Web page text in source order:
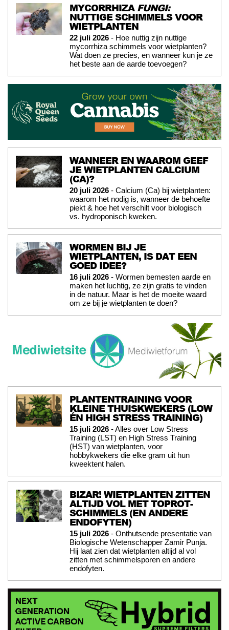
MYCORRHIZAFUNGI:
NUTTIGE SCHIMMELS VOOR
WIETPLANTEN
22 juli 2026 - Hoe nuttig zijn nuttige
mycorrhiza schimmels voor wietplanten?
Wat doen ze precies, en wanneer kun je ze
het beste aan de aarde toevoegen?
WANNEER EN WAAROM GEEF
JE WIETPLANTEN CALCIUM
(CA)?
20 juli 2026 - Calcium (Ca) bij wietplanten:
waarom het nodig is, wanneer de behoefte
piekt & hoe het verschilt voor biologisch
vs. hydroponisch kweken.
WORMEN BIJ JE
WIETPLANTEN, IS DAT EEN
GOED IDEE?
16 juli 2026 - Wormen bemesten aarde en
maken het luchtig, ze zijn gratis te vinden
in de natuur. Maar is het de moeite waard
om ze bij je wietplanten te doen?
PLANTENTRAINING VOOR
KLEINE THUISKWEKERS (LOW
ÉN HIGH STRESS TRAINING)
15 juli 2026 - Alles over Low Stress
Training (LST) en High Stress Training
(HST) van wietplanten, voor
hobbykwekers die elke gram uit hun
kweektent halen.
BIZAR! WIETPLANTEN ZITTEN
ALTIJD VOL MET TOPROT-
SCHIMMELS (EN ANDERE
ENDOFYTEN)
15 juli 2026 - Onthutsende presentatie van
Biologische Wetenschapper Zamir Punja.
Hij laat zien dat wietplanten altijd al vol
zitten met schimmelsporen en andere
endofyten.